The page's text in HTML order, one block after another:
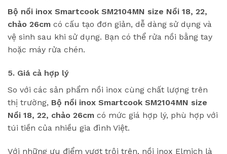
Bộ nồi inox Smartcook SM2104MN size Nồi 18, 22,
chảo 26cm có cấu tạo đơn giản, dễ dàng sử dụng và
vệ sinh sau khi sử dụng. Bạn có thể rửa nồi bằng tay
hoặc máy rửa chén.
5. Giá cả hợp lý
So với các sản phẩm nồi inox cùng chất lượng trên
thị trường, Bộ nồi inox Smartcook SM2104MN size
Nồi 18, 22, chảo 26cm có mức giá hợp lý, phù hợp với
túi tiền của nhiều gia đình Việt.
Với những ưu điểm vượt trội trên, nồi inox Elmich là